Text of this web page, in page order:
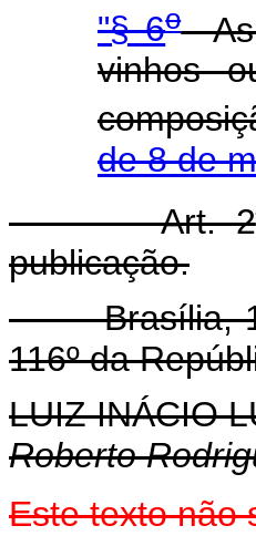
"§ 6oAs
vinhos
de 8 de
Art. 2
publicação.
Brasília, 13
116º da
LUIZ INÁCIO
Roberto
Este texto não